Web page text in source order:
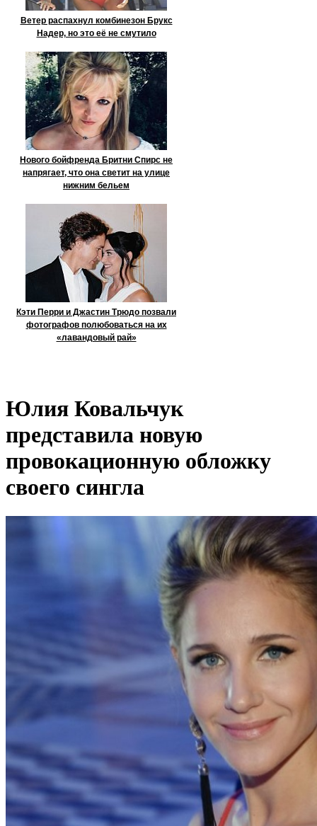
Ветер распахнул комбинезон Брукс
Надер, но это её не смутило
Нового бойфренда Бритни Спирс не
напрягает, что она светит на улице
нижним бельем
Кэти Перри и Джастин Трюдо позвали
фотографов полюбоваться на их
«лавандовый рай»
Юлия Ковальчук
представила новую
провокационную обложку
своего сингла